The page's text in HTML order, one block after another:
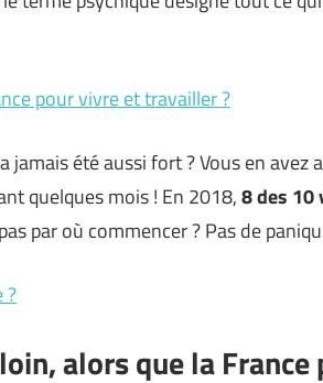
pour vivre et travailler ?
jamais été aussi fort ? Vous en
quelques mois ! En 2018,8 des 10
par où commencer ? Pas de
?
alors que la France